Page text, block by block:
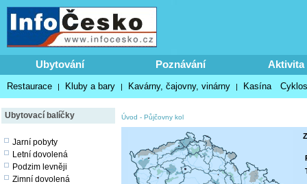
Ubytování Poznávání Aktivita
Restaurace | Kluby a bary | Kavárny, čajovny, vinárny | Kasína
Ubytovací balíčky
Jarní pobyty
Letní dovolená
Podzim levněji
Zimní dovolená
Úvod - Půjčovny kol